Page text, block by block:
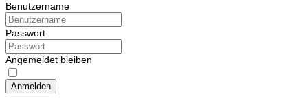
Benutzername
Passwort
Angemeldet bleiben
Anmelden